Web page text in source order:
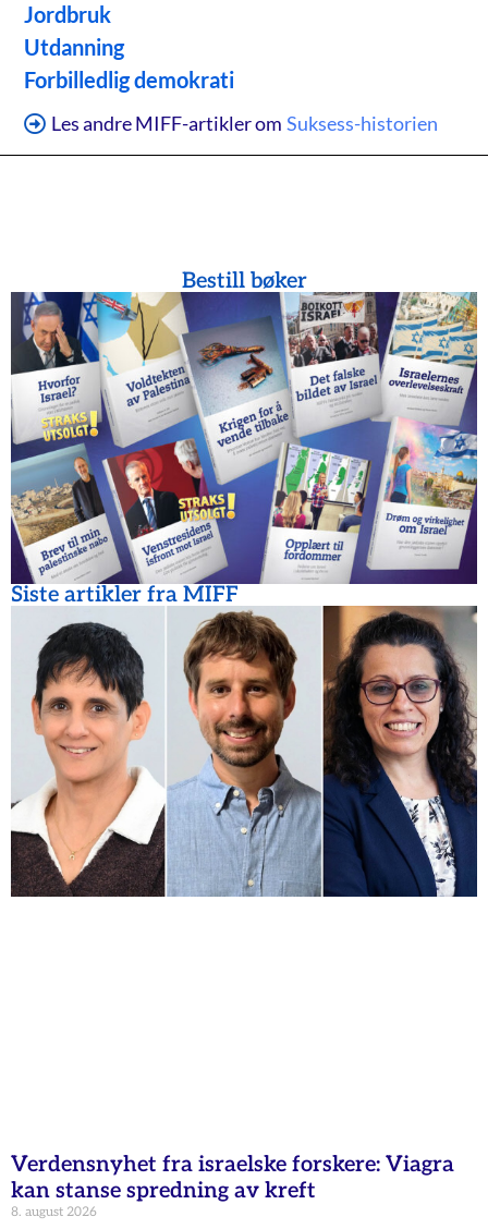
Jordbruk
Utdanning
Forbilledlig demokrati
Les andre MIFF-artikler om Suksess-historien
Bestill bøker
Siste artikler fra MIFF
Verdensnyhet fra israelske forskere: Viagra
kan stanse spredning av kreft
8. august 2026